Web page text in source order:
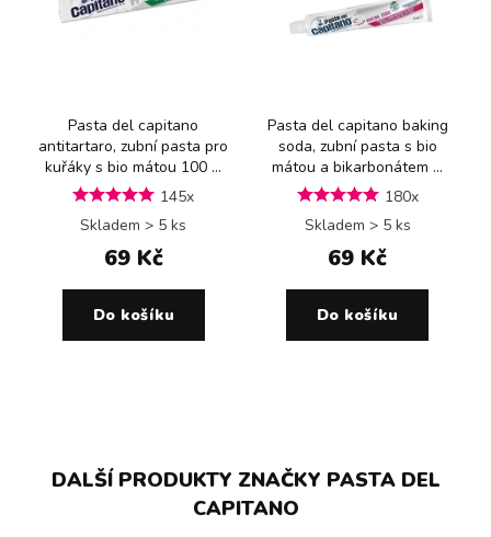
Pasta del capitano
antitartaro, zubní pasta pro
kuřáky s bio mátou 100 ...
145x
Skladem > 5 ks
69 Kč
Do košíku
Pasta del capitano baking
soda, zubní pasta s bio
mátou a bikarbonátem ...
180x
Skladem > 5 ks
69 Kč
Do košíku
DALŠÍ PRODUKTY ZNAČKY PASTA DEL
CAPITANO